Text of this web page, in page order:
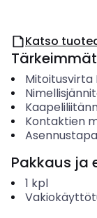
Katso
Mitoitusvirta
Kontaktien
Asennustapa
Pakkaus ja
1 kpl